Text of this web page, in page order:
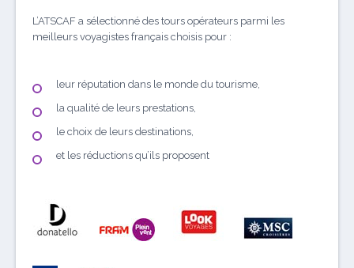
L’ATSCAF a sélectionné des tours opérateurs parmi les
meilleurs voyagistes français choisis pour :
leur réputation dans le monde du tourisme,
la qualité de leurs prestations,
le choix de leurs destinations,
et les réductions qu’ils proposent